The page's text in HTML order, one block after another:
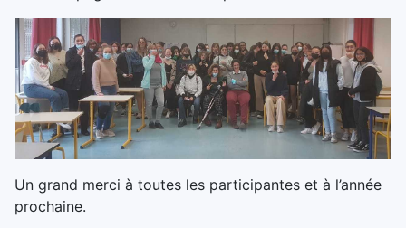
Un grand merci à toutes les participantes et à l’année
prochaine.